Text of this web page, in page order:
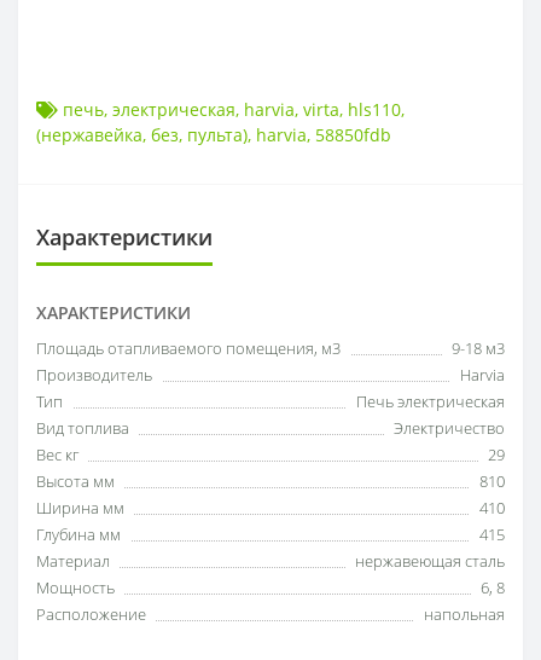
печь, электрическая, harvia, virta, hls110,
(нержавейка, без, пульта), harvia, 58850fdb
Характеристики
ХАРАКТЕРИСТИКИ
Площадь отапливаемого помещения, м3
9-18 м3
Производитель
Harvia
Тип
Печь электрическая
Вид топлива
Электричество
Вес кг
29
Высота мм
810
Ширина мм
410
Глубина мм
415
Материал
нержавеющая сталь
Мощность
6, 8
Расположение
напольная